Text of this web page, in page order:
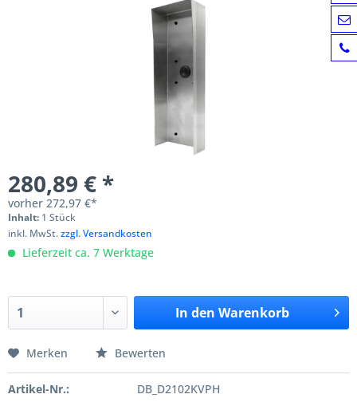
280,89 € *
vorher 272,97 €*
Inhalt: 1 Stück
inkl. MwSt.zzgl. Versandkosten
Lieferzeit ca. 7 Werktage
In den Warenkorb
Merken Bewerten
Artikel-Nr.: DB_D2102KVPH